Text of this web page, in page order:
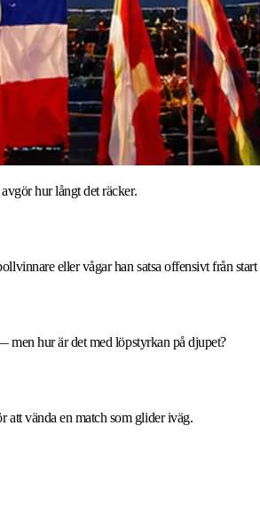
hur långt det räcker.
eller vågar han satsa offensivt från
men hur är det med löpstyrkan på djupet?
att vända en match som glider iväg.